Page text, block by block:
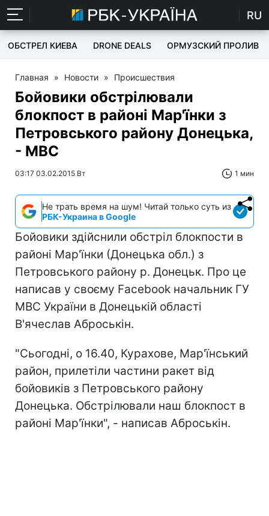
RU
ОБСТРЕЛ КИЕВА DRONE DEALS ОРМУЗСКИЙ ПРОЛИВ
Главная » Новости » Происшествия
Бойовики обстрілювали
блокпост в районі Мар'їнки з
Петровського району Донецька,
- МВС
03:17 03.02.2015 Вт 1 мин
Не трать время на шум! Читай только суть из
РБК-Украина в Google
Бойовики здійснили обстріл блокпости в
районі Мар'їнки (Донецька обл.) з
Петровського району р. Донецьк. Про це
написав у своєму Facebook начальник ГУ
МВС України в Донецькій області
В'ячеслав Аброськін.
"Сьогодні, о 16.40, Курахове, Мар'їнський
район, прилетіли частини ракет від
бойовиків з Петровського району
Донецька. Обстрілювали наш блокпост в
районі Мар'їнки", - написав Аброськін.